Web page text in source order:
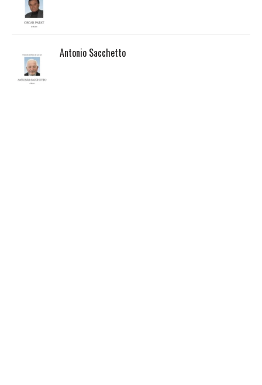
Antonio Sacchetto